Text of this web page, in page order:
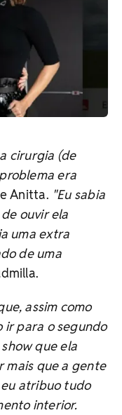
cirurgia (de
era
Anitta. "Eu sabia
ouvir ela
uma extra
de uma
assim como
ir para o segundo
que ela
mais que a gente
atribuo tudo
interior.